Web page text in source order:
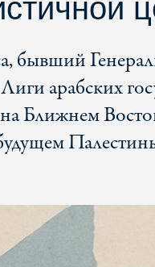
бывший
арабских
Ближнем